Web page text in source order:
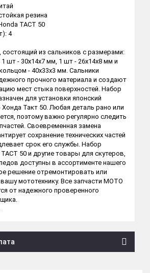
резина
TACT 50
4
состоящий из сальников с размерами:
шт - 30х14х7 мм, 1 шт - 26х14х8 мм и
- 40х33х3 мм. Сальники
прочного материала и создают
мест стыка поверхностей. Набор
для установки японский
Хонда Такт 50. Любая деталь рано или
поэтому важно регулярно следить
Своевременная замена
сохранение технических частей
срок его службы. Набор
50 и другие товары для скутеров,
доступны в ассортименте нашего
решение отремонтировать или
мототехнику. Все запчасти МОТО
от надежного проверенного